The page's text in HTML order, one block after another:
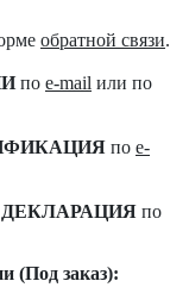
обратной связи.
по e-mail или по
по e-
по
(Под заказ):